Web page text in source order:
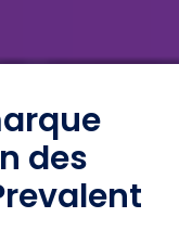
des